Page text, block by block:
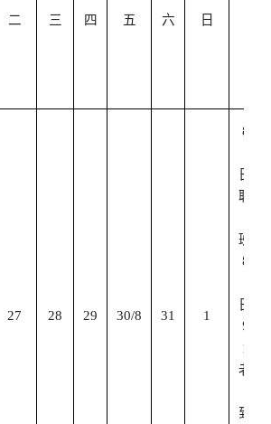
二 三 四 五 六 日
27 28 29 30/8 31 1
8
日教
职工
班，
8
日
9
1
老生
到，